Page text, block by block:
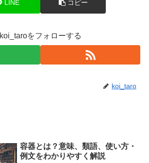
LINE コピー
koi_taroをフォローする
koi_taro
容器とは？意味、類語、使い方・
例文をわかりやすく解説